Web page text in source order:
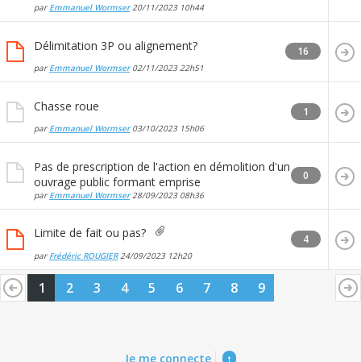
par Emmanuel Wormser20/11/2023 10h44
Délimitation 3P ou alignement?
par Emmanuel Wormser02/11/2023 22h51
16
Chasse roue
par Emmanuel Wormser03/10/2023 15h06
1
Pas de prescription de l'action en démolition d'un
ouvrage public formant emprise
par Emmanuel Wormser28/09/2023 08h36
0
Limite de fait ou pas?
par Frédéric ROUGIER24/09/2023 12h20
4
1 2 3 4 5 6 7 8 9
Je me connecte ↑